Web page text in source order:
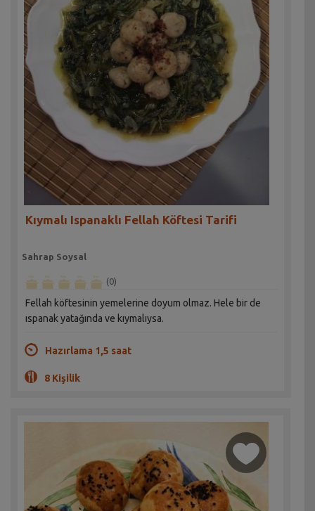
Kıymalı Ispanaklı Fellah Köftesi Tarifi
Sahrap Soysal
(0)
Fellah köftesinin yemelerine doyum olmaz. Hele bir de
ıspanak yatağında ve kıymalıysa.
Hazırlama 1,5 saat
8 Kişilik